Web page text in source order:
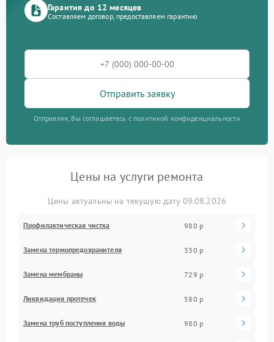
Гарантия до 12 месяцев
Составляем договор, предоставляем гарантию
Отправить заявку
Отправляя, Вы соглашаетесь с политикой конфиденциальности
Цены на услуги ремонта
Цены актуальны на текущую дату 09.08.2026
Профилактическая чистка 980 р
Замена термопредохранителя 330 р
Замена мембраны 729 р
Ликвидация протечек 580 р
Замена труб поступления воды 980 р